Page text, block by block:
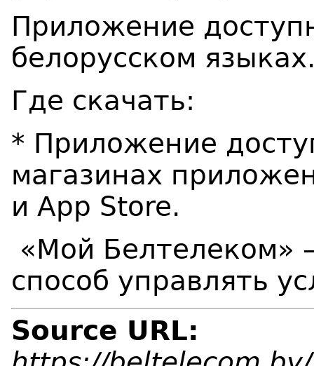
Приложение
белорусском
Где скачать:
* Приложение
магазинах
и App Store.
«Мой Белтелеком»
способ управлять
Source URL: